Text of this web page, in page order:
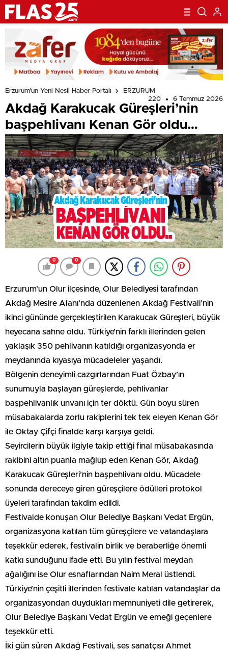
Erzurum'un Yeni Nesil Haber Portalı
ERZURUM
220
6 Temmuz 2026
Akdağ Karakucak Güreşleri’nin
başpehlivanı Kenan Gör oldu…
0 0
Erzurum’un Olur ilçesinde, Olur Belediyesi tarafından
Akdağ Mesire Alanı’nda düzenlenen Akdağ Festivali’nin
ikinci gününde gerçekleştirilen Karakucak Güreşleri, büyük
heyecana sahne oldu. Türkiye’nin farklı illerinden gelen
yaklaşık 350 pehlivanın katıldığı organizasyonda er
meydanında kıyasıya mücadeleler yaşandı.
Bölgenin deneyimli cazgırlarından Fuat Özbay’ın
sunumuyla başlayan güreşlerde, pehlivanlar
başpehlivanlık unvanı için ter döktü. Gün boyu süren
müsabakalarda zorlu rakiplerini tek tek eleyen Kenan Gör
ile Oktay Çifçi finalde karşı karşıya geldi.
Seyircilerin büyük ilgiyle takip ettiği final müsabakasında
rakibini altın puanla mağlup eden Kenan Gör, Akdağ
Karakucak Güreşleri’nin başpehlivanı oldu. Mücadele
sonunda dereceye giren güreşçilere ödülleri protokol
üyeleri tarafından takdim edildi.
Festivalde konuşan Olur Belediye Başkanı Vedat Ergün,
organizasyona katılan tüm güreşçilere ve vatandaşlara
teşekkür ederek, festivalin birlik ve beraberliğe önemli
katkı sunduğunu ifade etti. Bu yılın festival meydan
ağalığını ise Olur esnaflarından Naim Meral üstlendi.
Türkiye’nin çeşitli illerinden festivale katılan vatandaşlar da
organizasyondan duydukları memnuniyeti dile getirerek,
Olur Belediye Başkanı Vedat Ergün ve emeği geçenlere
teşekkür etti.
İki gün süren Akdağ Festivali, ses sanatçısı Ahmet